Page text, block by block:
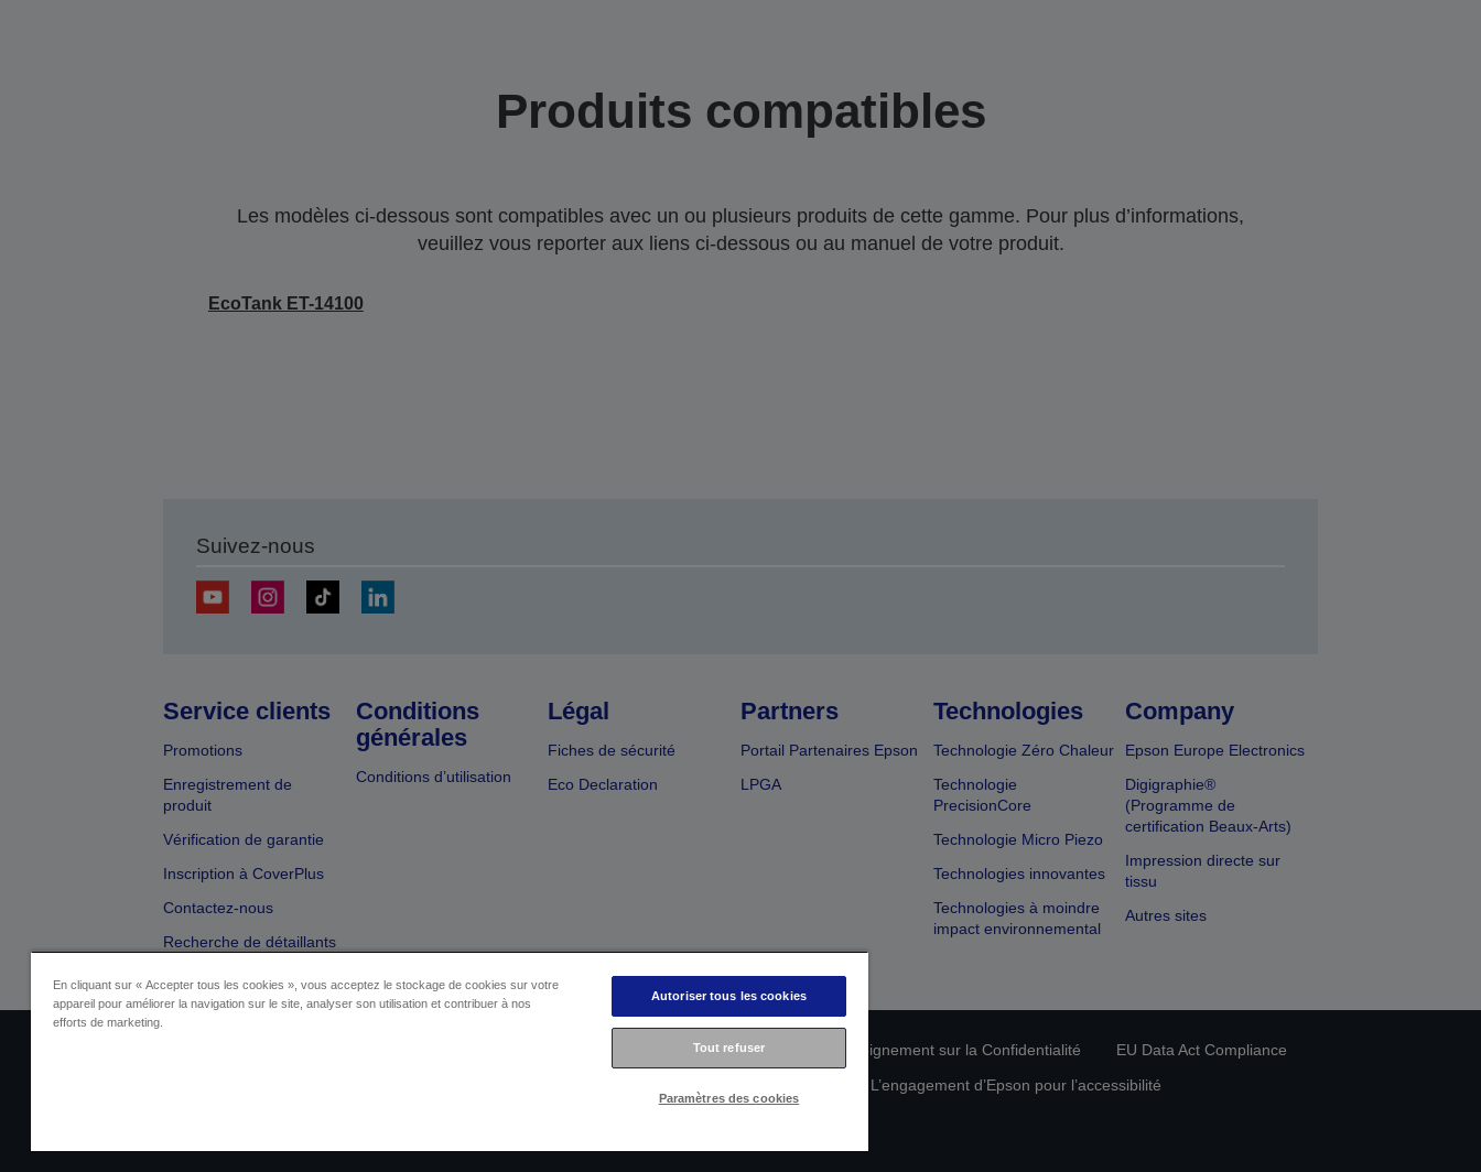
Produits compatibles
Les modèles ci-dessous sont compatibles avec un ou plusieurs produits de cette gamme. Pour plus d’informations,
veuillez vous reporter aux liens ci-dessous ou au manuel de votre produit.
EcoTank ET-14100
Suivez-nous
Service clients
Promotions
Enregistrement de
produit
Vérification de garantie
Inscription à CoverPlus
Contactez-nous
Recherche de détaillants
Conditions
générales
Conditions d’utilisation
Légal
Fiches de sécurité
Eco Declaration
Partners
Portail Partenaires Epson
LPGA
Technologies
Technologie Zéro Chaleur
Technologie
PrecisionCore
Technologie Micro Piezo
Technologies innovantes
Technologies à moindre
impact environnemental
Company
Epson Europe Electronics
Digigraphie®
(Programme de
certification Beaux-Arts)
Impression directe sur
tissu
Autres sites
Déclaration de Renseignement sur la Confidentialité
EU Data Act Compliance
L’engagement d’Epson pour l’accessibilité
En cliquant sur « Accepter tous les cookies », vous acceptez le stockage de cookies sur votre
appareil pour améliorer la navigation sur le site, analyser son utilisation et contribuer à nos
efforts de marketing.
Autoriser tous les cookies
Tout refuser
Paramètres des cookies